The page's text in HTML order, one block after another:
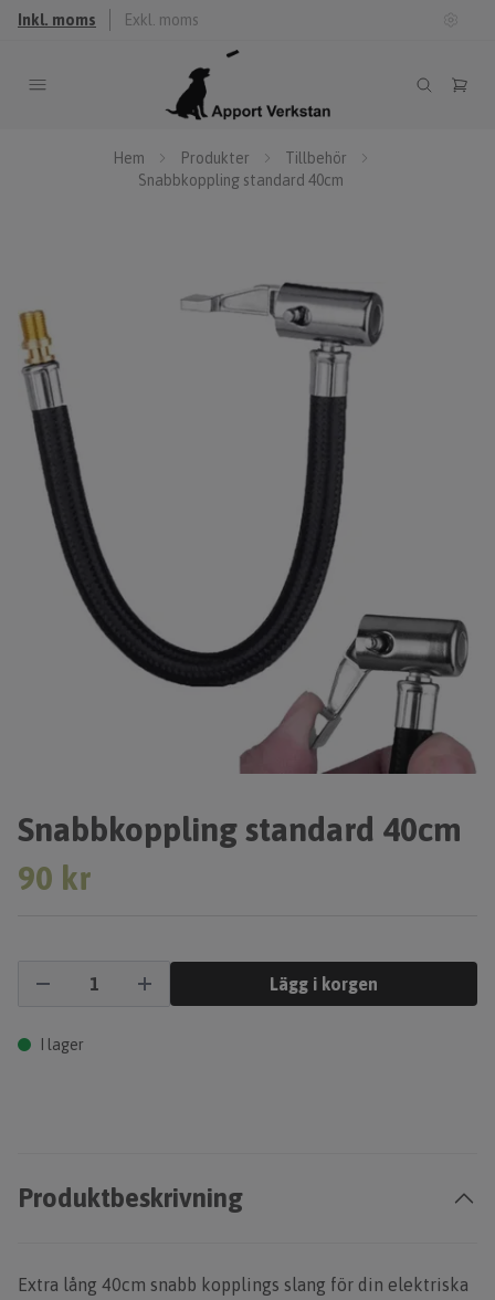
Inkl. moms Exkl. moms
Hem Produkter
Tillbehör
Snabbkoppling standard 40cm
Snabbkoppling standard 40cm
90 kr
Lägg i korgen
I lager
Produktbeskrivning
Extra lång 40cm snabb kopplings slang för din elektriska